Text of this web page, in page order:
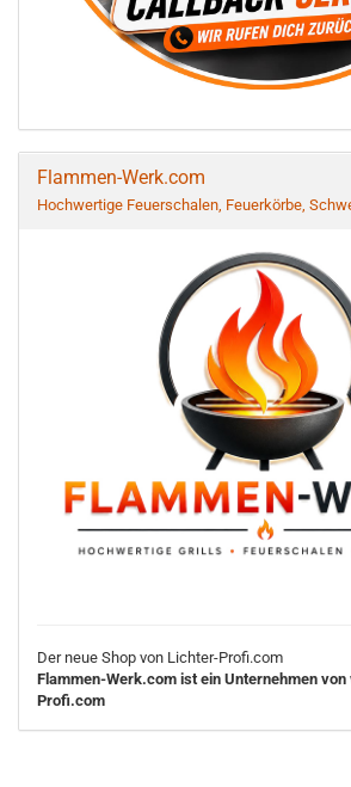
Flammen-Werk.com
Hochwertige Feuerschalen, Feuerkörbe,
Der neue Shop von Lichter-Profi.com
Flammen-Werk.com ist ein Unternehmen
Profi.com